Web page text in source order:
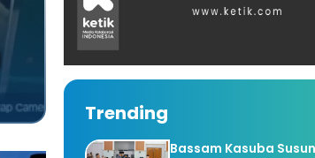
Trending